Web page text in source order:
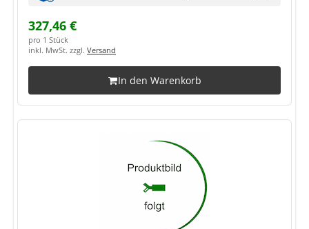
327,46 €
pro 1 Stück
inkl. MwSt. zzgl. Versand
In den Warenkorb